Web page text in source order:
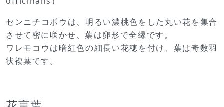
センニチコボウは、明るい濃桃色をした丸い花を集合
させて密に咲かせ、葉は卵形で全縁です。
ワレモコウは暗紅色の細長い花穂を付け、葉は奇数羽
状複葉です。